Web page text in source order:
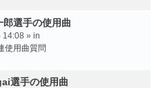
選手の使用曲
14:08 » in
使用曲質問
選手の使用曲